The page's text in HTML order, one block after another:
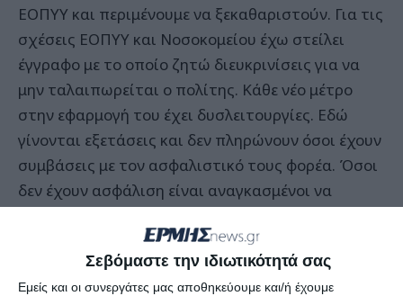
Σεβόμαστε την ιδιωτικότητά σας
Εμείς και οι συνεργάτες μας αποθηκεύουμε και/ή έχουμε
ΕΟΠΥΥ και περιμένουμε να ξεκαθαριστούν. Για τις
σχέσεις ΕΟΠΥΥ και Νοσοκομείου έχω στείλει
έγγραφο με το οποίο ζητώ διευκρινίσεις για να
μην ταλαιπωρείται ο πολίτης. Κάθε νέο μέτρο
στην εφαρμογή του έχει δυσλειτουργίες. Εδώ
γίνονται εξετάσεις και δεν πληρώνουν όσοι έχουν
συμβάσεις με τον ασφαλιστικό τους φορέα. Όσοι
δεν έχουν ασφάλιση είναι αναγκασμένοι να